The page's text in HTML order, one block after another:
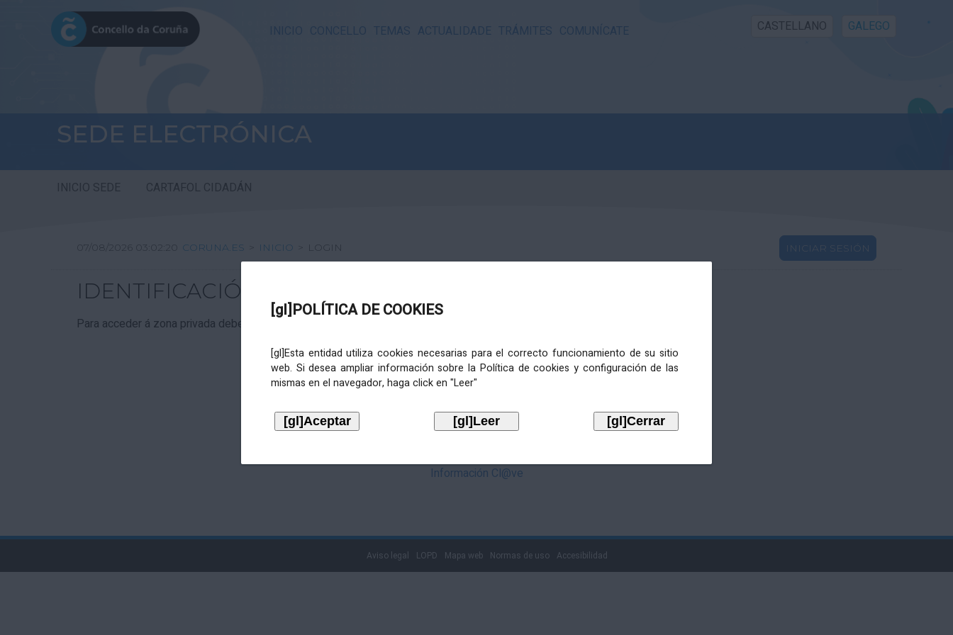
INICIO CONCELLO TEMAS ACTUALIDADE TRÁMITES COMUNÍCATE CASTELLANO GALEGO
SEDE ELECTRÓNICA
INICIO SEDE CARTAFOL CIDADÁN
[gl]POLÍTICA DE COOKIES
[gl]Esta entidad utiliza cookies necesarias para el correcto funcionamiento de su sitio
web. Si desea ampliar información sobre la Política de cookies y configuración de las
mismas en el navegador, haga click en "Leer"
07/08/2026 03:02:20 CORUNA.ES > INICIO > LOGIN INICIAR SESIÓN
IDENTIFICACIÓN
Para acceder á zona privada debe identificarse mediante Cl@ve. Pulse no logotipo
Información Cl@ve
Aviso legal LOPD Mapa web Normas de uso Accesibilidad